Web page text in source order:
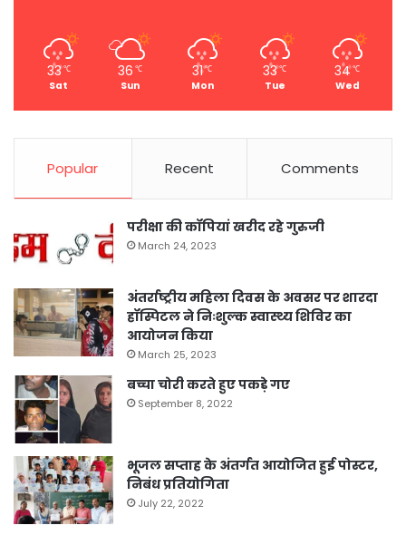
33 ℃
Sat
36 ℃
Sun
31℃
Mon
33℃
Tue
34℃
Wed
Popular Recent Comments
परीक्षा की कॉपियां खरीद रहे गुरुजी
March 24, 2023
अंतर्राष्ट्रीय महिला दिवस के अवसर पर शारदा
हॉस्पिटल ने निःशुल्क स्वास्थ्य शिविर का
आयोजन किया
March 25, 2023
बच्चा चोरी करते हुए पकड़े गए
September 8, 2022
भूजल सप्ताह के अंतर्गत आयोजित हुई पोस्टर,
निबंध प्रतियोगिता
July 22, 2022